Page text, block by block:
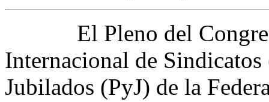
El Pleno del
Internacional de
Jubilados (PyJ) de la